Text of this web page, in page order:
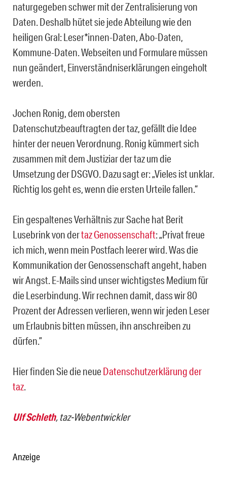
naturgegeben schwer mit der Zentralisierung von
Daten. Deshalb hütet sie jede Abteilung wie den
heiligen Gral: Leser*innen-Daten, Abo-Daten,
Kommune-Daten. Webseiten und Formulare müssen
nun geändert, Einverständniserklärungen eingeholt
werden.
Jochen Ronig, dem obersten
Datenschutzbeauftragten der taz, gefällt die Idee
hinter der neuen Verordnung. Ronig kümmert sich
zusammen mit dem Justiziar der taz um die
Umsetzung der DSGVO. Dazu sagt er: „Vieles ist unklar.
Richtig los geht es, wenn die ersten Urteile fallen.“
Ein gespaltenes Verhältnis zur Sache hat Berit
Lusebrink von dertaz Genossenschaft: „Privat freue
ich mich, wenn mein Postfach leerer wird. Was die
Kommunikation der Genossenschaft angeht, haben
wir Angst. E-Mails sind unser wichtigstes Medium für
die Leserbindung. Wir rechnen damit, dass wir 80
Prozent der Adressen verlieren, wenn wir jeden Leser
um Erlaubnis bitten müssen, ihn anschreiben zu
dürfen.”
Hier finden Sie die neueDatenschutzerklärung der
taz.
Ulf Schleth, taz-Webentwickler
Anzeige